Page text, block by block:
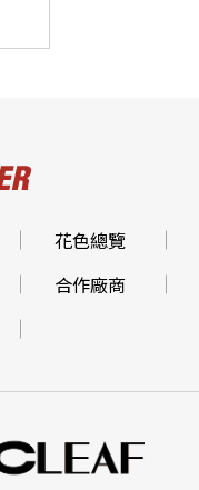
花色總覽
合作廠商